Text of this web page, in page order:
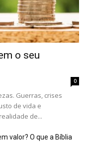
o seu
0
Guerras, crises
de vida e
de...
valor? O que a Bíblia